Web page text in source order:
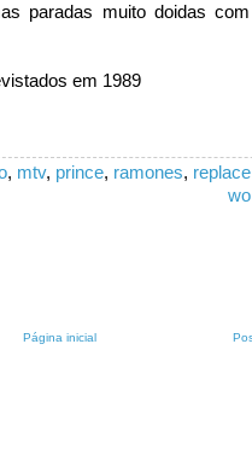
paradas muito doidas
em 1989
, mtv, prince, ramones,
Página inicial